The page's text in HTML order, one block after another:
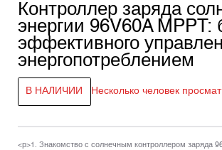
Контроллер заряда
энергии 96V60A MPPT:
эффективного
энергопотреблением
В НАЛИЧИИ Несколько человек
<р>1. Знакомство с солнечным контроллером заряда